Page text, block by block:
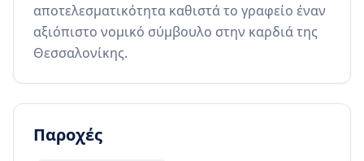
αποτελεσματικότητα καθιστά το γραφείο έναν
αξιόπιστο νομικό σύμβουλο στην καρδιά της
Θεσσαλονίκης.
Παροχές